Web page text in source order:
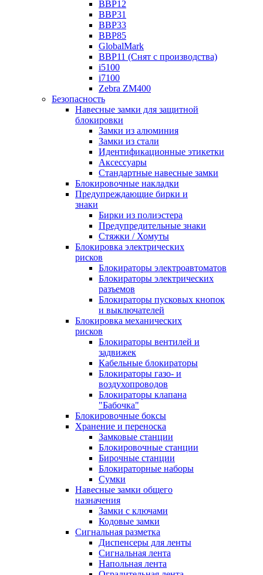
BBP12
BBP31
BBP33
BBP85
GlobalMark
BBP11 (Снят с производства)
i5100
i7100
Zebra ZM400
Безопасность
Навесные замки для защитной
блокировки
Замки из алюминия
Замки из стали
Идентификационные этикетки
Аксессуары
Стандартные навесные замки
Блокировочные накладки
Предупреждающие бирки и
знаки
Бирки из полиэстера
Предупредительные знаки
Стяжки / Хомуты
Блокировка электрических
рисков
Блокираторы электроавтоматов
Блокираторы электрических
разъемов
Блокираторы пусковых кнопок
и выключателей
Блокировка механических
рисков
Блокираторы вентилей и
задвижек
Кабельные блокираторы
Блокираторы газо- и
воздухопроводов
Блокираторы клапана
"Бабочка"
Блокировочные боксы
Хранение и переноска
Замковые станции
Блокировочные станции
Бирочные станции
Блокираторные наборы
Сумки
Навесные замки общего
назначения
Замки с ключами
Кодовые замки
Сигнальная разметка
Диспенсеры для ленты
Сигнальная лента
Напольная лента